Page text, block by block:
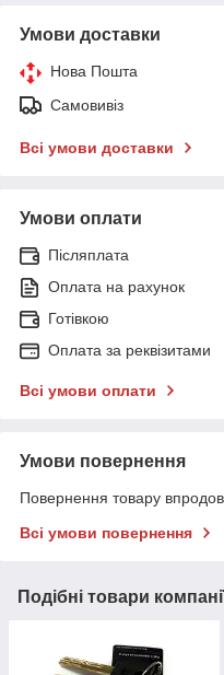
Умови доставки
Нова Пошта
Самовивіз
Всі умови доставки
Умови оплати
Післяплата
Оплата на рахунок
Готівкою
Оплата за реквізитами
Всі умови оплати
Умови повернення
Повернення товару
Всі умови повернення
Подібні товари